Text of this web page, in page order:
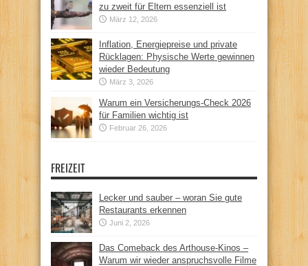
zu zweit für Eltern essenziell ist
März 12, 2026
Inflation, Energiepreise und private
Rücklagen: Physische Werte gewinnen
wieder Bedeutung
März 3, 2026
Warum ein Versicherungs-Check 2026
für Familien wichtig ist
Februar 26, 2026
FREIZEIT
Lecker und sauber – woran Sie gute
Restaurants erkennen
Juni 2, 2026
Das Comeback des Arthouse-Kinos –
Warum wir wieder anspruchsvolle Filme